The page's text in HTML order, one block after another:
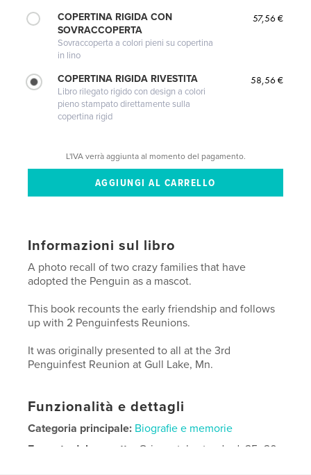
COPERTINA RIGIDA CON
SOVRACCOPERTA
Sovraccoperta a colori pieni su copertina
in lino
57,56 €
COPERTINA RIGIDA RIVESTITA
Libro rilegato rigido con design a colori
pieno stampato direttamente sulla
copertina rigid
58,56 €
L'IVA verrà aggiunta al momento del pagamento.
Informazioni sul libro
A photo recall of two crazy families that have
adopted the Penguin as a mascot.
This book recounts the early friendship and follows
up with 2 Penguinfests Reunions.
It was originally presented to all at the 3rd
Penguinfest Reunion at Gull Lake, Mn.
Funzionalità e dettagli
Categoria principale: Biografie e memorie
Formato del progetto: Orizzontale standard, 25×20